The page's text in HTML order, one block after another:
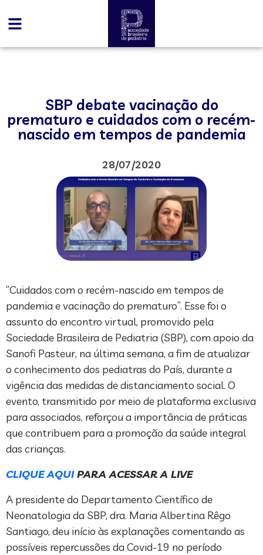
SBP debate vacinação do
prematuro e cuidados com o recém-
nascido em tempos de pandemia
28/07/2020
“Cuidados com o recém-nascido em tempos de
pandemia e vacinação do prematuro”. Esse foi o
assunto do encontro virtual, promovido pela
Sociedade Brasileira de Pediatria (SBP), com apoio da
Sanofi Pasteur, na última semana, a fim de atualizar
o conhecimento dos pediatras do País, durante a
vigência das medidas de distanciamento social. O
evento, transmitido por meio de plataforma exclusiva
para associados, reforçou a importância de práticas
que contribuem para a promoção da saúde integral
das crianças.
CLIQUE AQUIPARA ACESSAR A LIVE
A presidente do Departamento Científico de
Neonatologia da SBP, dra. Maria Albertina Rêgo
Santiago, deu início às explanações comentando as
possíveis repercussões da Covid-19 no período